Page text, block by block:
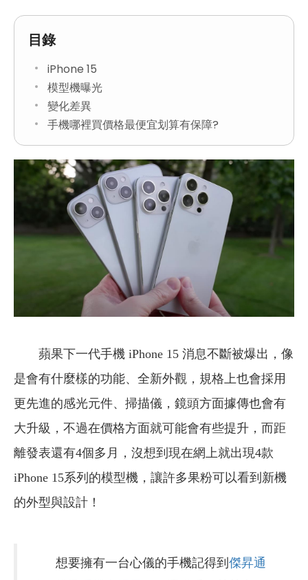
目錄
iPhone 15
模型機曝光
變化差異
手機哪裡買價格最便宜划算有保障?
蘋果下一代手機 iPhone 15 消息不斷被爆出，像
是會有什麼樣的功能、全新外觀，規格上也會採用
更先進的感光元件、掃描儀，鏡頭方面據傳也會有
大升級，不過在價格方面就可能會有些提升，而距
離發表還有4個多月，沒想到現在網上就出現4款
iPhone 15系列的模型機，讓許多果粉可以看到新機
的外型與設計！
想要擁有一台心儀的手機記得到 傑昇通